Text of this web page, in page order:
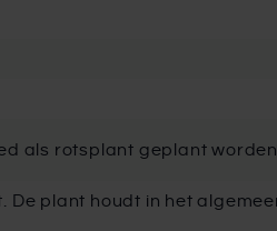
als rotsplant geplant worden.
De plant houdt in het